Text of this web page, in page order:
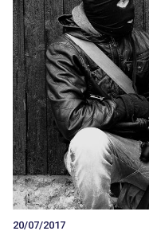
20/07/2017